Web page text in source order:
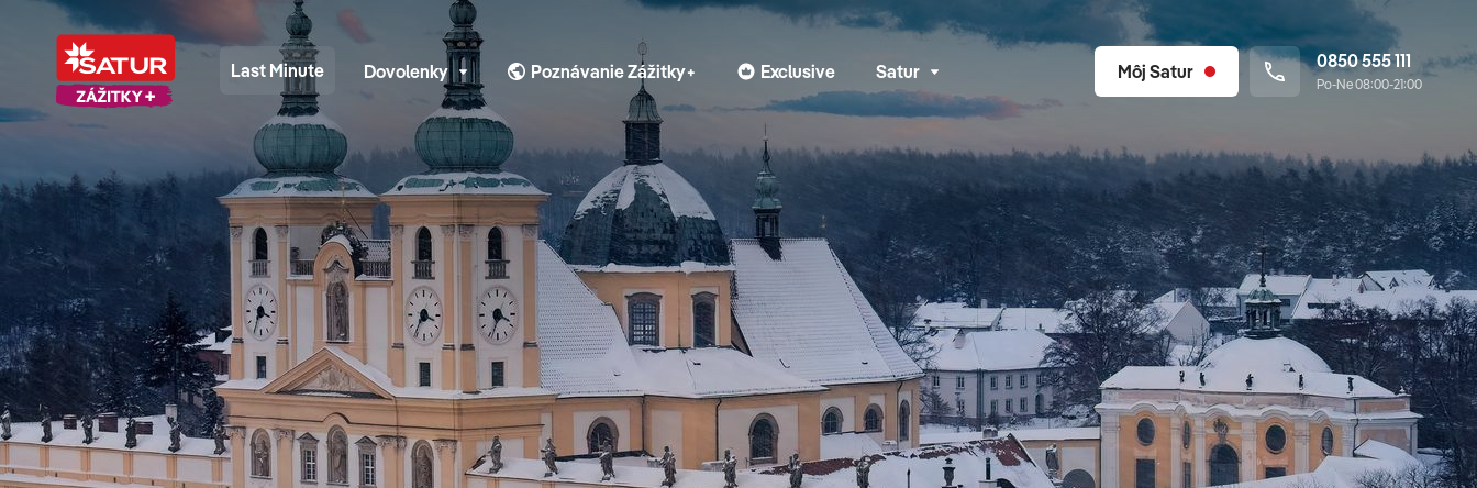
Last Minute Dovolenky Poznávanie Zážitky+ Exclusive Satur Môj Satur 0850 555 111
Po-Ne 08:00-21:00